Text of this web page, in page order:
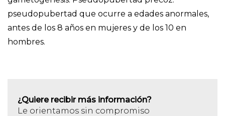
pseudopubertad que ocurre a edades anormales,
antes de los 8 años en mujeres y de los 10 en
hombres.
¿Quiere recibir más información?
Le orientamos sin compromiso